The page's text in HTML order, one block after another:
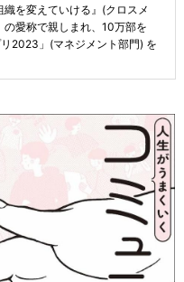
を変えていける』(クロスメ
愛称で親しまれ、10万部を
2023」(マネジメント部門) を